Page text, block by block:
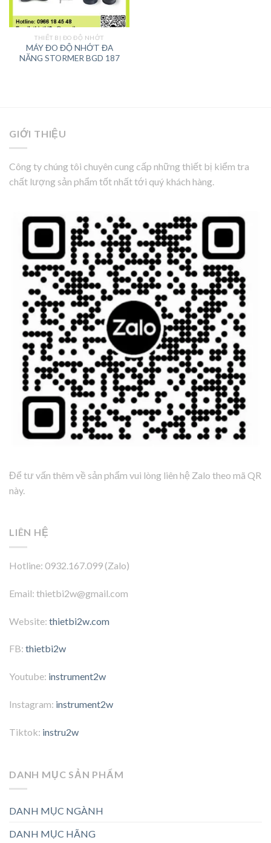
THIẾT BỊ ĐO ĐỘ NHỚT
MÁY ĐO ĐỘ NHỚT ĐA
NĂNG STORMER BGD 187
GIỚI THIỆU
Công ty chúng tôi chuyên cung cấp những thiết bị kiểm tra
chất lượng sản phẩm tốt nhất tới quý khách hàng.
Để tư vấn thêm về sản phẩm vui lòng liên hệ Zalo theo mã QR
này.
LIÊN HỆ
Hotline: 0932.167.099 (Zalo)
Email: thietbi2w@gmail.com
Website: thietbi2w.com
FB: thietbi2w
Youtube: instrument2w
Instagram: instrument2w
Tiktok: instru2w
DANH MỤC SẢN PHẨM
DANH MỤC NGÀNH
DANH MỤC HÃNG